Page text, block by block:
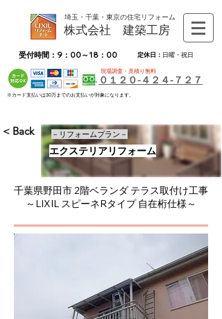
埼玉・千葉・東京の住宅リフォーム
株式会社 建築工房
受付時間：9：00～18：00 定休日： 日曜・祝日
現場調査・見積り無料
０１２０-４２４-７２７
※カード支払いは30万までのお支払いが対象になります。
< Back
エクステリアリフォーム
－リフォームプラン－
千葉県野田市 2階ベランダ テラス取付け工事
～LIXIL スピーネRタイプ 自在桁仕様～